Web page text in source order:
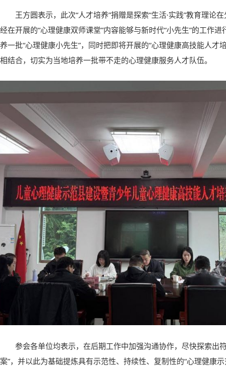
王方圆表示，此次“人才培养”捐赠是探索“生活·实践”教育理论
经在开展的“心理健康双师课堂”内容能够与新时代“小先生”的工作
养一批“心理健康小先生”，同时把即将开展的“心理健康高技能人才
相结合，切实为当地培养一批带不走的心理健康服务人才队伍。
参会各单位均表示，在后期工作中加强沟通协作，尽快探索出
案”，并以此为基础提炼具有示范性、持续性、复制性的“心理健康